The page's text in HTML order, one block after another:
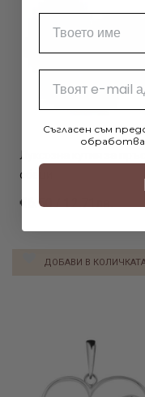
Луксозна кутия за
обеци
€6.50 / 12.71лв.
ДОБАВИ В
Съгласен съм